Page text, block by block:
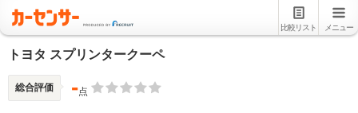
比較リスト メニュー
トヨタ スプリンタークーペ
総合評価 -点